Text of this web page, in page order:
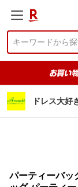
ドレス大好
パーティーバッ